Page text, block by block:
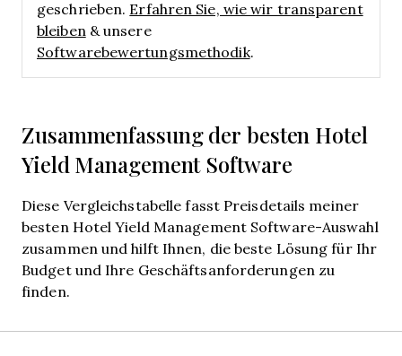
geschrieben. Erfahren Sie, wie wir transparent
bleiben & unsere
Softwarebewertungsmethodik.
Zusammenfassung der besten Hotel
Yield Management Software
Diese Vergleichstabelle fasst Preisdetails meiner
besten Hotel Yield Management Software-Auswahl
zusammen und hilft Ihnen, die beste Lösung für Ihr
Budget und Ihre Geschäftsanforderungen zu
finden.